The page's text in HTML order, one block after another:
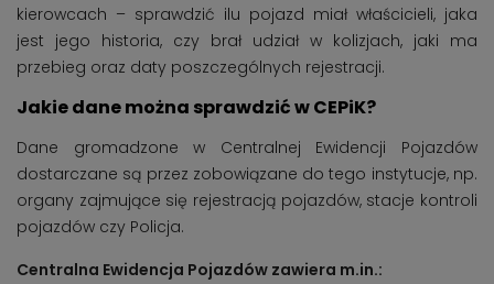
kierowcach – sprawdzić ilu pojazd miał właścicieli, jaka
jest jego historia, czy brał udział w kolizjach, jaki ma
przebieg oraz daty poszczególnych rejestracji.
Jakie dane można sprawdzić w CEPiK?
Dane gromadzone w Centralnej Ewidencji Pojazdów
dostarczane są przez zobowiązane do tego instytucje, np.
organy zajmujące się rejestracją pojazdów, stacje kontroli
pojazdów czy Policja.
Centralna Ewidencja Pojazdów zawiera m.in.: